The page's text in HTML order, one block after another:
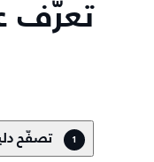
تعرّف
1 تصفّح